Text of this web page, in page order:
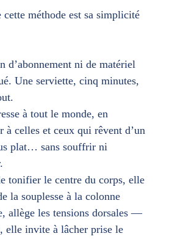
méthode est sa simplicité
d’abonnement ni de matériel
Une serviette, cinq minutes,
à tout le monde, en
à celles et ceux qui rêvent d’un
plat… sans souffrir ni
tonifier le centre du corps, elle
la souplesse à la colonne
allège les tensions dorsales —
elle invite à lâcher prise le